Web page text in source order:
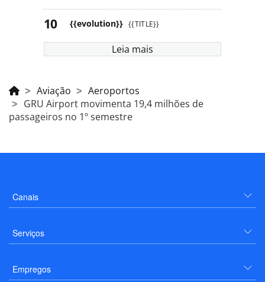
{{evolution}} {{TITLE}}
Leia mais
Aviação
Aeroportos
GRU Airport movimenta 19,4 milhões de
passageiros no 1º semestre
Canais
Serviços
Empregos